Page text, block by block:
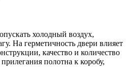
холодный воздух,
На герметичность двери влияет
качество и количество
полотна к коробу,